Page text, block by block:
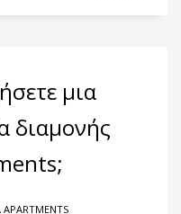
μια
διαμονής
APARTMENTS